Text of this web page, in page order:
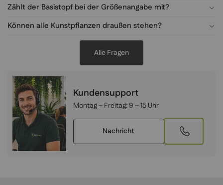
Zählt der Basistopf bei der Größenangabe mit?
Können alle Kunstpflanzen draußen stehen?
Alle Fragen
Kundensupport
Montag – Freitag: 9 – 15 Uhr
Nachricht